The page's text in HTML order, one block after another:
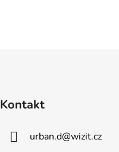
Kontakt
urban.d@wizit.cz